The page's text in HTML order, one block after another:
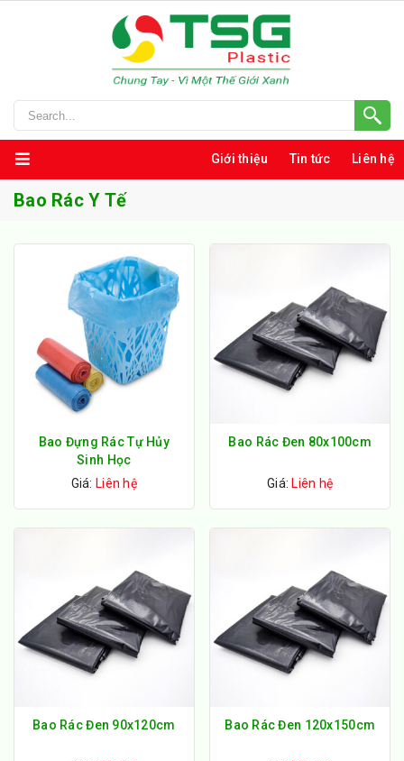
Giới thiệu Tin tức Liên hệ
Bao Rác Y Tế
Bao Đựng Rác Tự Hủy
Sinh Học
Giá: Liên hệ
Bao Rác Đen 80x100cm
Giá: Liên hệ
Bao Rác Đen 90x120cm Bao Rác Đen 120x150cm